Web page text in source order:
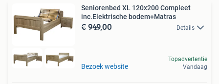
Seniorenbed XL 120x200 Compleet
inc.Elektrische bodem+Matras
€ 949,00 Details
Bezoek website
Topadvertentie
Vandaag